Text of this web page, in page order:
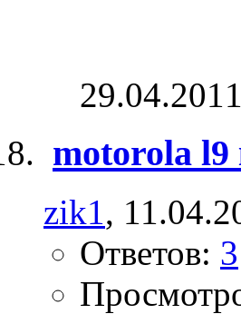
motorola l9
zik1,
Ответов: 3